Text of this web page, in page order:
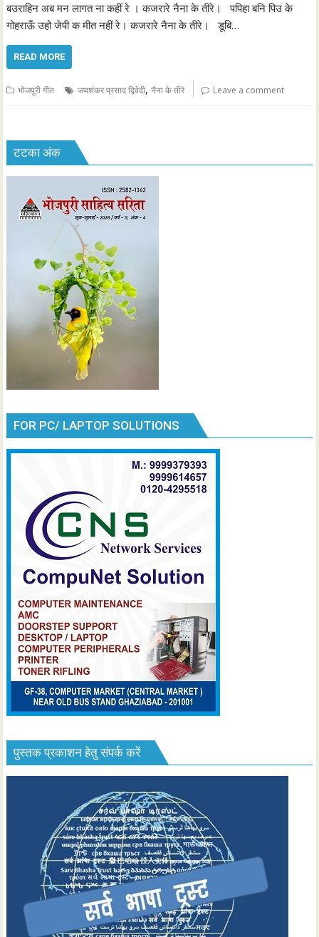
बउराहिन अब मन लागत ना कहीं रे । कजरारे नैना के तीरे। पपिहा बनि पिउ के
गोहराऊँ उहो जेपी क मीत नहीं रे। कजरारे नैना के तीरे। डूबि…
READ MORE
भोजपुरी गीत जयशंकर प्रसाद द्विवेदी,नैना के तीरे Leave a comment
टटका अंक
FOR PC/ LAPTOP SOLUTIONS
पुस्तक प्रकाशन हेतु संपर्क करें